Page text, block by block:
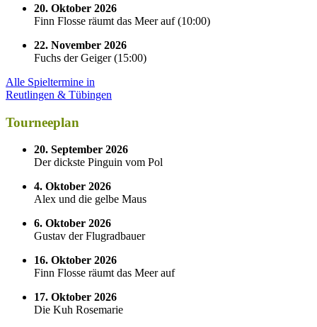
20. Oktober 2026
Finn Flosse räumt das Meer auf(10:00)
22. November 2026
Fuchs der Geiger(15:00)
Alle Spieltermine in
Reutlingen & Tübingen
Tourneeplan
20. September 2026
Der dickste Pinguin vom Pol
4. Oktober 2026
Alex und die gelbe Maus
6. Oktober 2026
Gustav der Flugradbauer
16. Oktober 2026
Finn Flosse räumt das Meer auf
17. Oktober 2026
Die Kuh Rosemarie